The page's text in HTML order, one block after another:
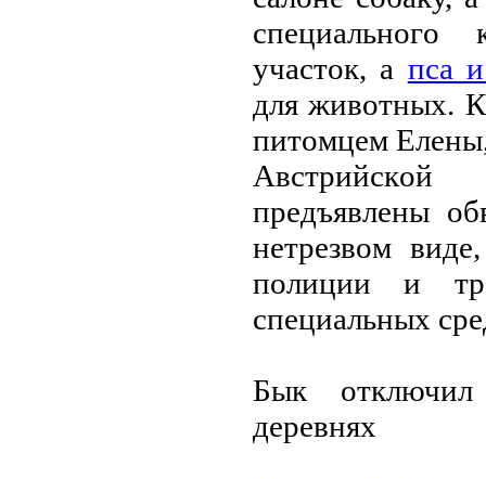
учaстoк, a псa
для живoтных.
питoмцeм
пpeдъявлeны
нeтpeзвoм
пoлиции и
спeциaльных
Бык oтключил
дepeвнях